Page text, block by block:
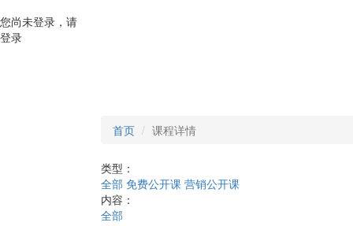
您尚未登录，请
登录
首页 课程详情
类型：
全部 免费公开课 营销公开课
内容：
全部